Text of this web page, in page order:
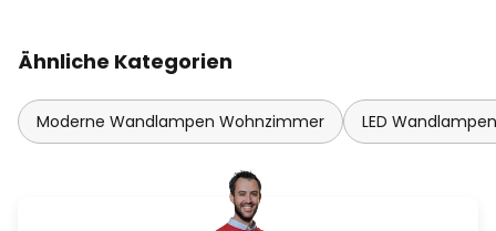
Ähnliche Kategorien
Moderne Wandlampen Wohnzimmer LED